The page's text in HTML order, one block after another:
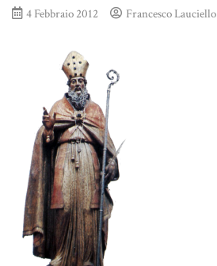
4 Febbraio 2012 Francesco Lauciello